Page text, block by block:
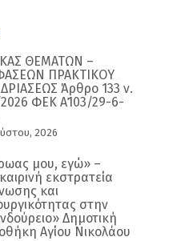
ΘΕΜΑΤΩΝ –
ΠΡΑΚΤΙΚΟΥ
Άρθρο 133 ν.
ΦΕΚ Α΄103/29-6-
2026
μου, εγώ» –
εκστρατεία
και
στην
Δημοτική
Αγίου Νικολάου